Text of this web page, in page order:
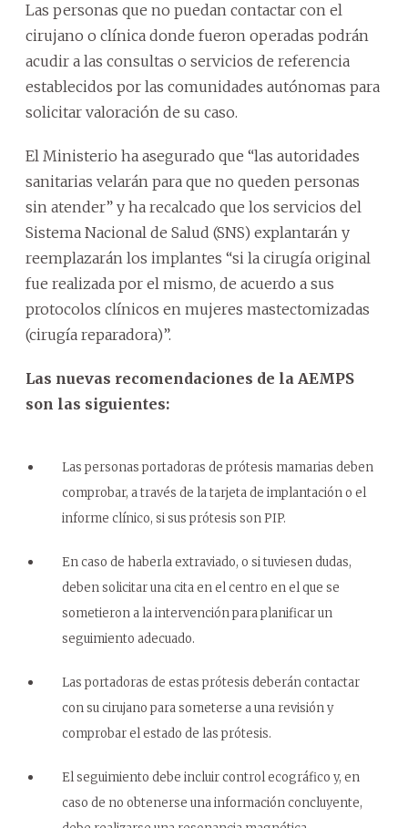
Las personas que no puedan contactar con el
cirujano o clínica donde fueron operadas podrán
acudir a las consultas o servicios de referencia
establecidos por las comunidades autónomas para
solicitar valoración de su caso.
El Ministerio ha asegurado que “las autoridades
sanitarias velarán para que no queden personas
sin atender” y ha recalcado que los servicios del
Sistema Nacional de Salud (SNS) explantarán y
reemplazarán los implantes “si la cirugía original
fue realizada por el mismo, de acuerdo a sus
protocolos clínicos en mujeres mastectomizadas
(cirugía reparadora)”.
Las nuevas recomendaciones de la AEMPS
son las siguientes:
Las personas portadoras de prótesis mamarias deben
comprobar, a través de la tarjeta de implantación o el
informe clínico, si sus prótesis son PIP.
En caso de haberla extraviado, o si tuviesen dudas,
deben solicitar una cita en el centro en el que se
sometieron a la intervención para planificar un
seguimiento adecuado.
Las portadoras de estas prótesis deberán contactar
con su cirujano para someterse a una revisión y
comprobar el estado de las prótesis.
El seguimiento debe incluir control ecográfico y, en
caso de no obtenerse una información concluyente,